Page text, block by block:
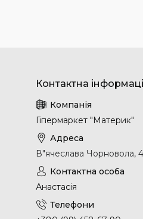
Гіпермаркет "Материк"
В"ячеслава Чорновола,
Анастасія